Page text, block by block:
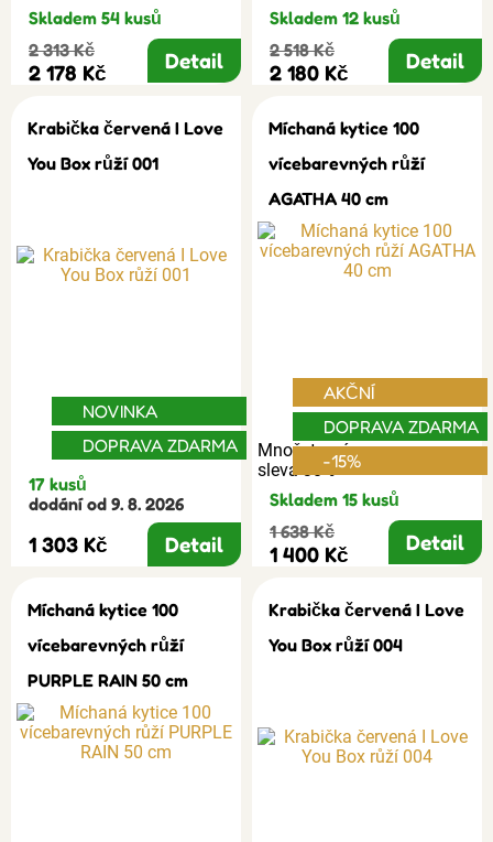
Skladem 54 kusů
2 313 Kč
2 178 Kč Detail
Skladem 12 kusů
2 518 Kč
2 180 Kč Detail
Krabička červená I Love
You Box růží 001
NOVINKA
DOPRAVA ZDARMA
17 kusů
dodání od 9. 8. 2026
1 303 Kč Detail
Míchaná kytice 100
vícebarevných růží
AGATHA 40 cm
Množstevní
sleva 30%
AKČNÍ
DOPRAVA ZDARMA
-15%
Skladem 15 kusů
1 638 Kč
1 400 Kč Detail
Míchaná kytice 100
vícebarevných růží
PURPLE RAIN 50 cm
Krabička červená I Love
You Box růží 004